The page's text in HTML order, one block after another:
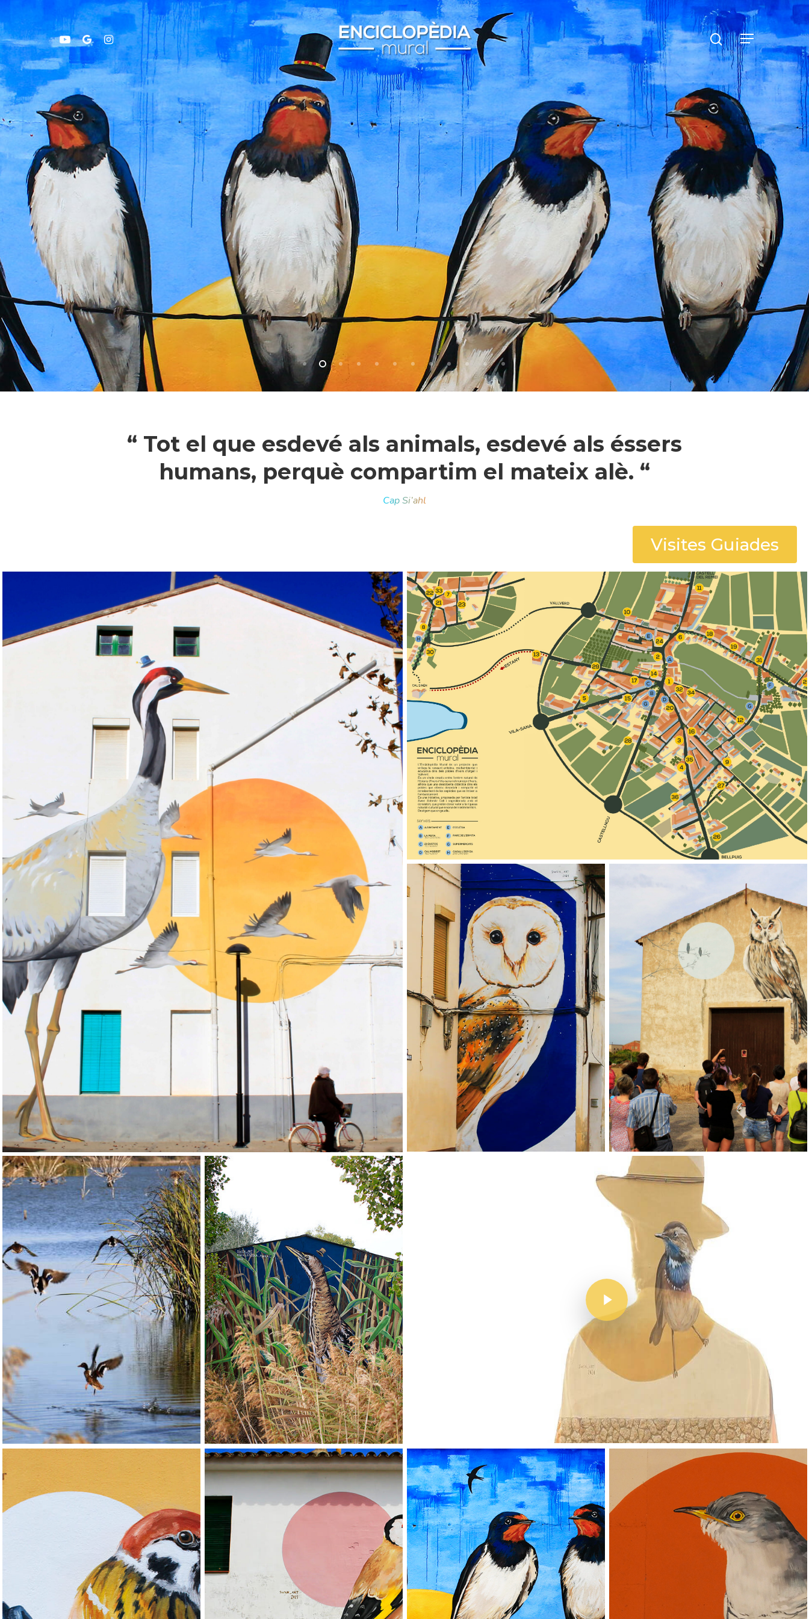
“ Tot el que esdevé als animals, esdevé als éssers
humans, perquè compartim el mateix alè. “
Cap Si’ahl
Visites Guiades
Murals
El Projecte
L’artista
El Procés
Ivars D’Urgell
Vallverd
ENG
Pg. Felip Rodés, 11, 25260 Ivars d'Urgell, Lleida